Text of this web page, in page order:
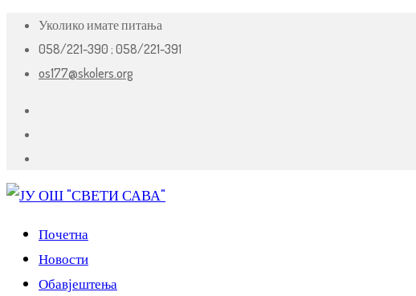
Уколико имате питања
058/221-390 ; 058/221-391
os177@skolers.org
Почетна
Новости
Обавјештења